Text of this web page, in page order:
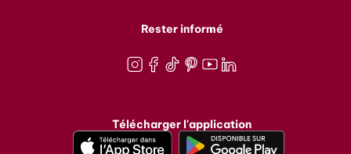
Rester informé
Télécharger l'application